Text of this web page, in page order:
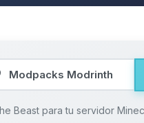
Modpacks Modrinth
Beast para tu servidor